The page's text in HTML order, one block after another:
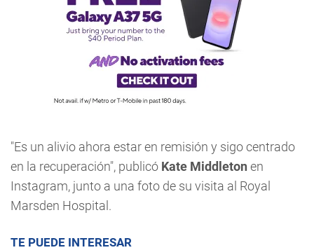
"Es un alivio ahora estar en remisión y sigo centrado
en la recuperación", publicó Kate Middleton en
Instagram, junto a una foto de su visita al Royal
Marsden Hospital.
TE PUEDE INTERESAR